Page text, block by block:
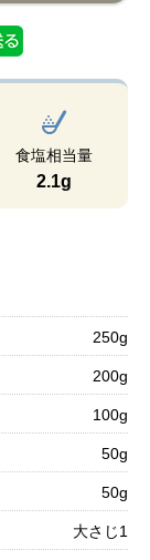
食塩相当量
2.1g
250g
200g
100g
50g
50g
大さじ1